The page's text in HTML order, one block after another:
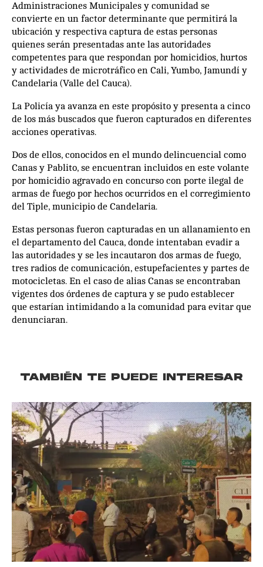
Administraciones Municipales y comunidad se
convierte en un factor determinante que permitirá la
ubicación y respectiva captura de estas personas
quienes serán presentadas ante las autoridades
competentes para que respondan por homicidios, hurtos
y actividades de microtráfico en Cali, Yumbo, Jamundí y
Candelaria (Valle del Cauca).
La Policía ya avanza en este propósito y presenta a cinco
de los más buscados que fueron capturados en diferentes
acciones operativas.
Dos de ellos, conocidos en el mundo delincuencial como
Canas y Pablito, se encuentran incluidos en este volante
por homicidio agravado en concurso con porte ilegal de
armas de fuego por hechos ocurridos en el corregimiento
del Tiple, municipio de Candelaria.
Estas personas fueron capturadas en un allanamiento en
el departamento del Cauca, donde intentaban evadir a
las autoridades y se les incautaron dos armas de fuego,
tres radios de comunicación, estupefacientes y partes de
motocicletas. En el caso de alias Canas se encontraban
vigentes dos órdenes de captura y se pudo establecer
que estarían intimidando a la comunidad para evitar que
denunciaran.
TAMBIÉN TE PUEDE INTERESAR